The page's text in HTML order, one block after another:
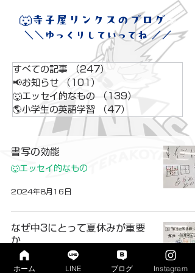
🐺​寺子屋リンクスのブログ☕
＼＼ゆっくりしていってね ／／
すべての記事 （247）
📢お知らせ
（101）
🐺エッセイ的なもの
（139）
🌎小学生の英語学習
（47）
書写の効能
🐺エッセイ的なもの
2024年8月16日
なぜ中3にとって夏休みが重要
か
🐺エッセイ的なもの
ホーム LINE ブログ Instagram